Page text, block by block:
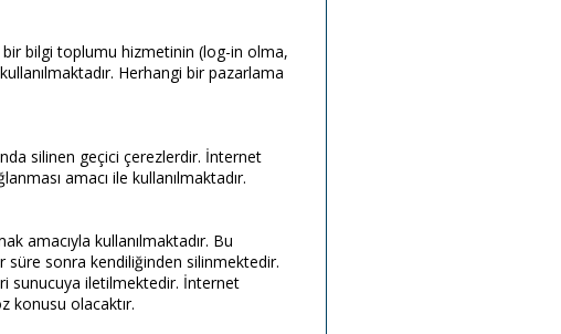
bir bilgi toplumu hizmetinin (log-in olma,
Herhangi bir pazarlama
silinen geçici çerezlerdir. İnternet
amacı ile kullanılmaktadır.
amacıyla kullanılmaktadır. Bu
süre sonra kendiliğinden silinmektedir.
sunucuya iletilmektedir. İnternet
konusu olacaktır.